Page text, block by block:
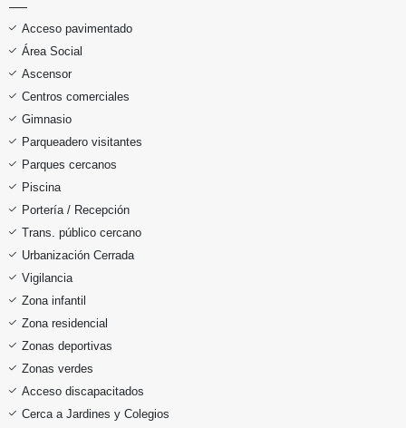
Acceso pavimentado
Área Social
Ascensor
Centros comerciales
Gimnasio
Parqueadero visitantes
Parques cercanos
Piscina
Portería / Recepción
Trans. público cercano
Urbanización Cerrada
Vigilancia
Zona infantil
Zona residencial
Zonas deportivas
Zonas verdes
Acceso discapacitados
Cerca a Jardines y Colegios